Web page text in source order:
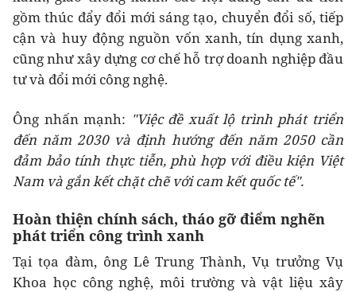
gồm thúc đẩy đổi mới sáng tạo, chuyển đổi số, tiếp
cận và huy động nguồn vốn xanh, tín dụng xanh,
cũng như xây dựng cơ chế hỗ trợ doanh nghiệp đầu
tư và đổi mới công nghệ.
Ông nhấn mạnh: "Việc đề xuất lộ trình phát triển
đến năm 2030 và định hướng đến năm 2050 cần
đảm bảo tính thực tiễn, phù hợp với điều kiện Việt
Nam và gắn kết chặt chẽ với cam kết quốc tế".
Hoàn thiện chính sách, tháo gỡ điểm nghẽn
phát triển công trình xanh
Tại tọa đàm, ông Lê Trung Thành, Vụ trưởng Vụ
Khoa học công nghệ, môi trường và vật liệu xây